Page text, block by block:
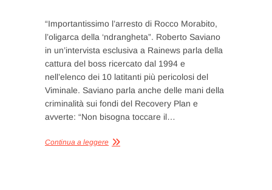
“Importantissimo l’arresto di Rocco Morabito,
l’oligarca della ‘ndrangheta”. Roberto Saviano
in un’intervista esclusiva a Rainews parla della
cattura del boss ricercato dal 1994 e
nell’elenco dei 10 latitanti più pericolosi del
Viminale. Saviano parla anche delle mani della
criminalità sui fondi del Recovery Plan e
avverte: “Non bisogna toccare il…
Continua a leggere